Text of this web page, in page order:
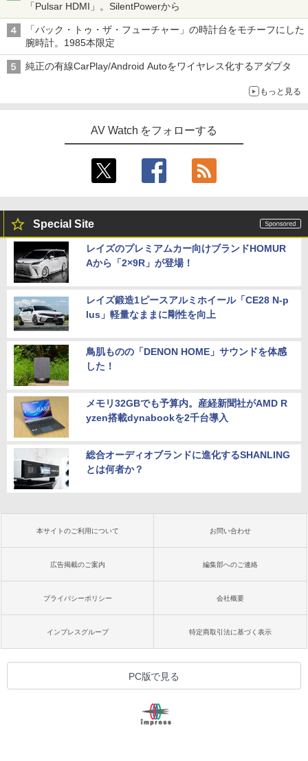
「Pulsar HDMI」。SilentPowerから
「バック・トゥ・ザ・フューチャー」の時計台をモチーフにした
腕時計。1985本限定
純正の有線CarPlay/Android Autoをワイヤレス化するアダプタ
もっと見る
AV Watch をフォローする
Special Site
レイズのプレミアムカー向けブランドHOMUR
Aから「2×9R」が登場！
レイズ鍛造1ピースアルミホイール「CE28 N-p
lus」軽量なままに剛性を向上
鳥肌ものの「DENON HOME」サウンドを体感
した！
メモリ32GBでも予算内。産経新聞社がAMD R
yzen搭載dynabookを2千台導入
総合オーディオブランドに進化するSHANLING
とは何者か？
本サイトのご利用について お問い合わせ
広告掲載のご案内 編集部へのご連絡
プライバシーポリシー 会社概要
インプレスグループ 特定商取引法に基づく表示
PC版で見る